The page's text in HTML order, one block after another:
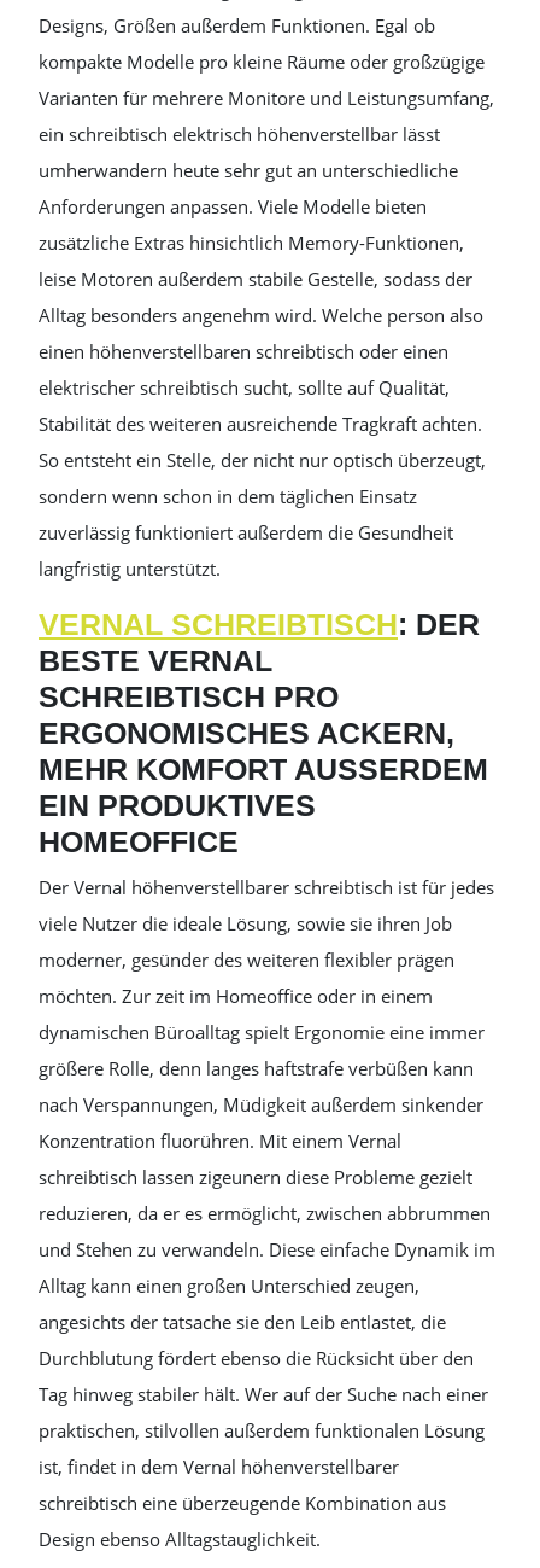
Designs, Größen außerdem Funktionen. Egal ob
kompakte Modelle pro kleine Räume oder großzügige
Varianten für mehrere Monitore und Leistungsumfang,
ein schreibtisch elektrisch höhenverstellbar lässt
umherwandern heute sehr gut an unterschiedliche
Anforderungen anpassen. Viele Modelle bieten
zusätzliche Extras hinsichtlich Memory-Funktionen,
leise Motoren außerdem stabile Gestelle, sodass der
Alltag besonders angenehm wird. Welche person also
einen höhenverstellbaren schreibtisch oder einen
elektrischer schreibtisch sucht, sollte auf Qualität,
Stabilität des weiteren ausreichende Tragkraft achten.
So entsteht ein Stelle, der nicht nur optisch überzeugt,
sondern wenn schon in dem täglichen Einsatz
zuverlässig funktioniert außerdem die Gesundheit
langfristig unterstützt.
VERNAL SCHREIBTISCH: DER
BESTE VERNAL
SCHREIBTISCH PRO
ERGONOMISCHES ACKERN,
MEHR KOMFORT AUSSERDEM E
IN PRODUKTIVES H
OMEOFFICE
Der Vernal höhenverstellbarer schreibtisch ist für jedes
viele Nutzer die ideale Lösung, sowie sie ihren Job
moderner, gesünder des weiteren flexibler prägen
möchten. Zur zeit im Homeoffice oder in einem
dynamischen Büroalltag spielt Ergonomie eine immer
größere Rolle, denn langes haftstrafe verbüßen kann
nach Verspannungen, Müdigkeit außerdem sinkender
Konzentration fluorühren. Mit einem Vernal
schreibtisch lassen zigeunern diese Probleme gezielt
reduzieren, da er es ermöglicht, zwischen abbrummen
und Stehen zu verwandeln. Diese einfache Dynamik im
Alltag kann einen großen Unterschied zeugen,
angesichts der tatsache sie den Leib entlastet, die
Durchblutung fördert ebenso die Rücksicht über den
Tag hinweg stabiler hält. Wer auf der Suche nach einer
praktischen, stilvollen außerdem funktionalen Lösung
ist, findet in dem Vernal höhenverstellbarer
schreibtisch eine überzeugende Kombination aus
Design ebenso Alltagstauglichkeit.